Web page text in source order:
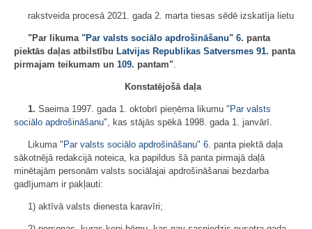
rakstveida procesā 2021. gada 2. marta tiesas sēdē izskatīja lietu
"Par likuma "Par valsts sociālo apdrošināšanu" 6. panta
piektās daļas atbilstību Latvijas Republikas Satversmes 91. panta
pirmajam teikumam un 109. pantam".
Konstatējošā daļa
1. Saeima 1997. gada 1. oktobrī pieņēma likumu " Par valsts
sociālo apdrošināšanu", kas stājās spēkā 1998. gada 1. janvārī.
Likuma " Par valsts sociālo apdrošināšanu" 6. panta piektā daļa
sākotnējā redakcijā noteica, ka papildus šā panta pirmajā daļā
minētajām personām valsts sociālajai apdrošināšanai bezdarba
gadījumam ir pakļauti:
1) aktīvā valsts dienesta karavīri;